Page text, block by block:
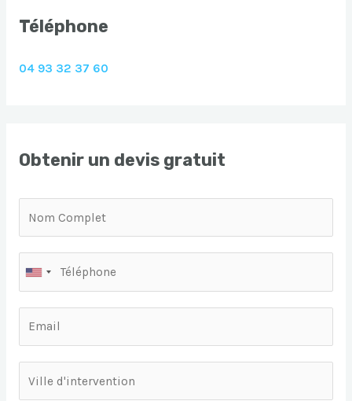
Téléphone
04 93 32 37 60
Obtenir un devis gratuit